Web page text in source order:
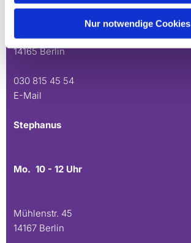
Nur notwendige Cookies
Do. 16.30 - 18.30 Uhr
Andréezeile 21-23
14165 Berlin
030 815 45 54
E-Mail
Stephanus
Mo. 10 - 12 Uhr
Mühlenstr. 45
14167 Berlin